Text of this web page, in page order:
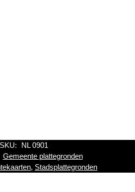
SKU:
NL 0901
Gemeente plattegronden
, Stadsplattegronden